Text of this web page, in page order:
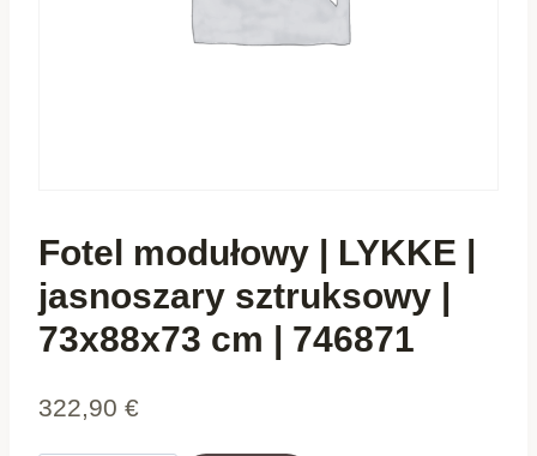
Fotel modułowy | LYKKE |
jasnoszary sztruksowy |
73x88x73 cm | 746871
322,90 €